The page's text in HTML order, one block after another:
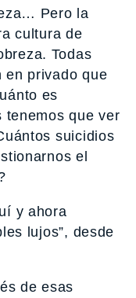
Pero la
cultura de
Todas
en privado que
es
que ver
suicidios
el
y ahora
lujos”, desde
de esas